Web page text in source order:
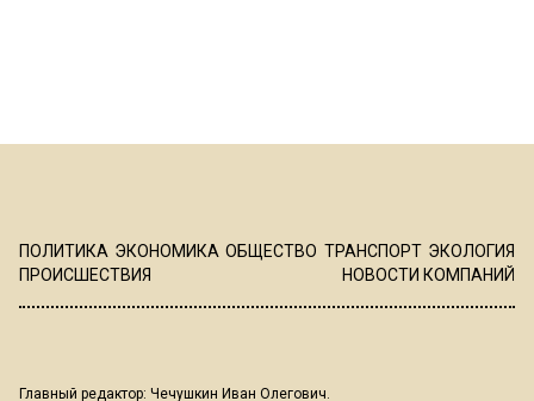
ПОЛИТИКА ЭКОНОМИКА ОБЩЕСТВО ТРАНСПОРТ ЭКОЛОГИЯ
ПРОИСШЕСТВИЯ
НОВОСТИ КОМПАНИЙ
Главный редактор: Чечушкин Иван Олегович.